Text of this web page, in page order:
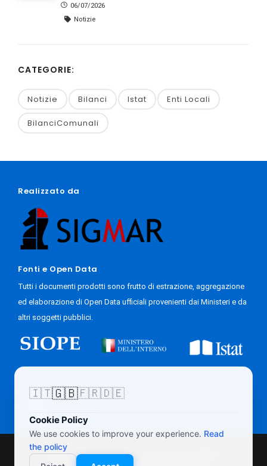
06/07/2026
Notizie
CATEGORIE:
Notizie Bilanci Istat Enti Locali
BilanciComunali
Realizzato da
Fonti e Open Data
Tutti i documenti prodotti sono frutto di estrazione, aggregazione
ed elaborazione di Open Data ufficiali provenienti dai Ministeri e da
altri soggetti pubblici.
Progetto
Accesso Giornalisti
© 2026 BilanciComunali.it | P.IVA 02822090425 |
Questo sito web utilizza Cookie. Per maggiori
🇮🇹🇬🇧🇫🇷🇩🇪
Cookie Policy
We use cookies to improve your experience. Read
the policy